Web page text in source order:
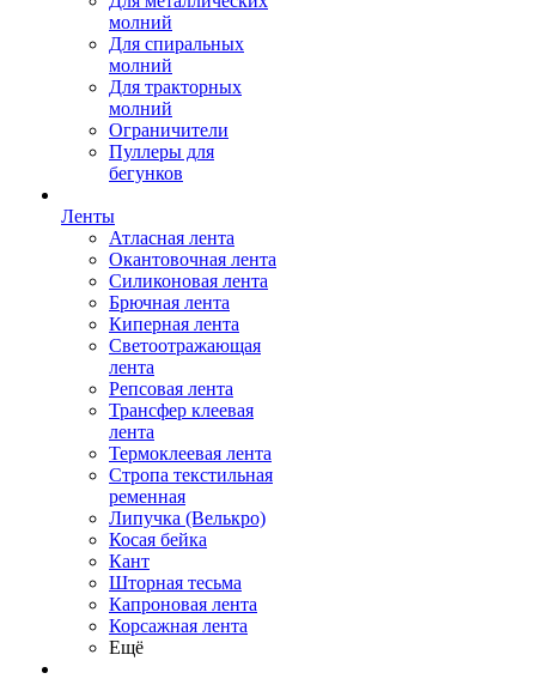
молний
Для спиральных
молний
Для тракторных
молний
Ограничители
Пуллеры для
бегунков
Ленты
Атласная лента
Окантовочная лента
Силиконовая лента
Брючная лента
Киперная лента
Светоотражающая
лента
Репсовая лента
Трансфер клеевая
лента
Термоклеевая лента
Стропа текстильная
ременная
Липучка (Велькро)
Косая бейка
Кант
Шторная тесьма
Капроновая лента
Корсажная лента
Ещё